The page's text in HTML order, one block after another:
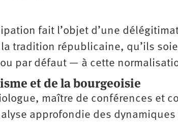
fait l’objet d’une
tradition républicaine, qu’ils
par défaut — à cette
et de la bourgeoisie
maître de conférences et
approfondie des dynamiques